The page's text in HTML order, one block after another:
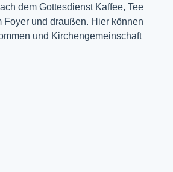
dem Gottesdienst Kaffee, Tee
Foyer und draußen. Hier können
und Kirchengemeinschaft